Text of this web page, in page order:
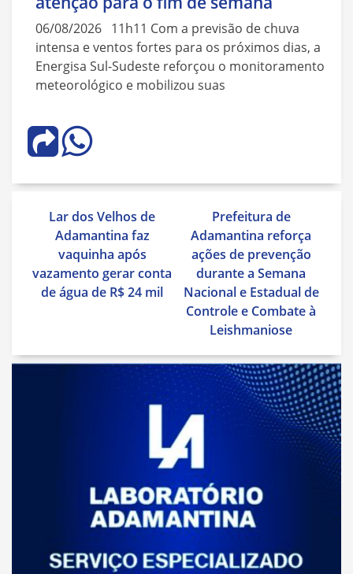
06/08/2026 11h11 Com a previsão de chuva
intensa e ventos fortes para os próximos dias, a
Energisa Sul-Sudeste reforçou o monitoramento
meteorológico e mobilizou suas
Navegação
Post
Lar dos Velhos de
Adamantina faz
vaquinha após
vazamento gerar conta
de água de R$ 24 mil
Prefeitura de
Adamantina reforça
ações de prevenção
durante a Semana
Nacional e Estadual de
Controle e Combate à
Leishmaniose